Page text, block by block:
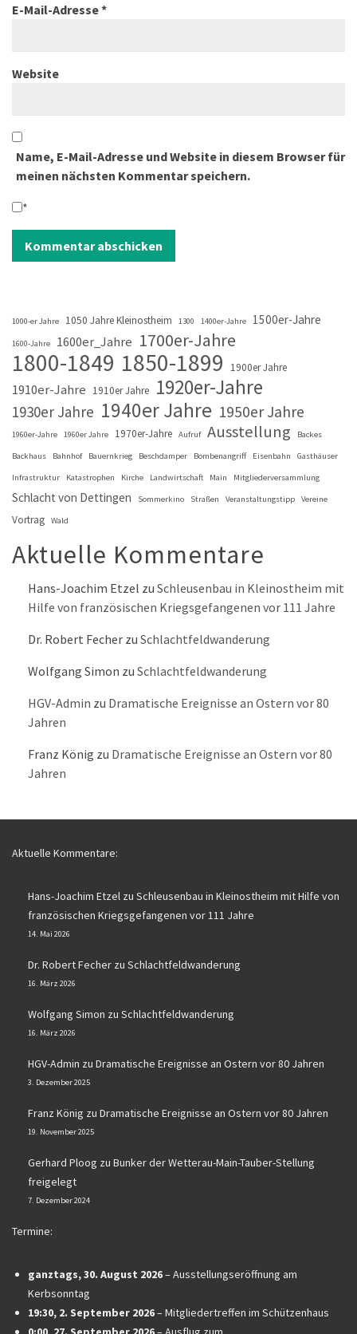
E-Mail-Adresse*
Website
Name, E-Mail-Adresse und Website in diesem Browser für
meinen nächsten Kommentar speichern.
*
1000-er Jahre 1050 Jahre Kleinostheim 1300 1400er-Jahre 1500er-Jahre
1600-Jahre 1600er_Jahre 1700er-Jahre
1800-1849 1850-1899 1900er Jahre
1910er-Jahre 1910er Jahre 1920er-Jahre
1930er Jahre 1940er Jahre 1950er Jahre
1960er-Jahre 1960er Jahre 1970er-Jahre Aufruf Ausstellung Backes
Backhaus Bahnhof Bauernkrieg Beschdamper Bombenangriff Eisenbahn Gasthäuser
Infrastruktur Katastrophen Kirche Landwirtschaft Main Mitgliederversammlung
Schlacht von Dettingen Sommerkino Straßen Veranstaltungstipp Vereine
Vortrag Wald
Aktuelle Kommentare
Hans-Joachim Etzel zu Schleusenbau in Kleinostheim mit
Hilfe von französischen Kriegsgefangenen vor 111 Jahre
Dr. Robert Fecher zu Schlachtfeldwanderung
Wolfgang Simon zu Schlachtfeldwanderung
HGV-Admin zu Dramatische Ereignisse an Ostern vor 80
Jahren
Franz König zu Dramatische Ereignisse an Ostern vor 80
Jahren
Aktuelle Kommentare:
Hans-Joachim Etzel zu Schleusenbau in Kleinostheim mit Hilfe von
französischen Kriegsgefangenen vor 111 Jahre
14. Mai 2026
Dr. Robert Fecher zu Schlachtfeldwanderung
16. März 2026
Wolfgang Simon zu Schlachtfeldwanderung
16. März 2026
HGV-Admin zu Dramatische Ereignisse an Ostern vor 80 Jahren
3. Dezember 2025
Franz König zu Dramatische Ereignisse an Ostern vor 80 Jahren
19. November 2025
Gerhard Ploog zu Bunker der Wetterau-Main-Tauber-Stellung
freigelegt
7. Dezember 2024
Termine:
ganztags,30. August 2026–Ausstellungseröffnung am
Kerbsonntag
19:30, 2. September 2026–Mitgliedertreffen im Schützenhaus